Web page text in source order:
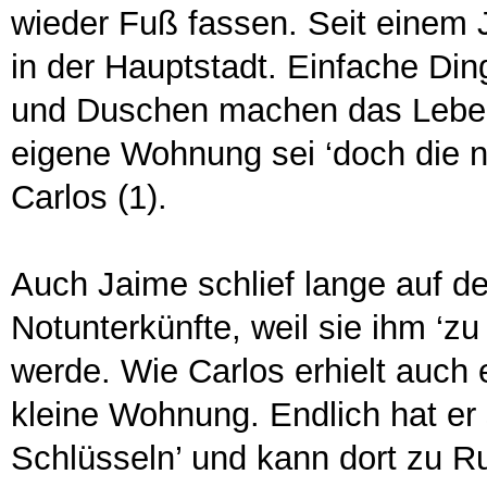
wieder Fuß fassen. Seit einem
in der Hauptstadt. Einfache
und Duschen machen das
eigene Wohnung sei ‘doch die
Carlos (1).
Auch Jaime schlief lange auf
Notunterkünfte, weil sie ihm
werde. Wie Carlos erhielt
kleine Wohnung. Endlich hat
Schlüsseln’ und kann dort zu